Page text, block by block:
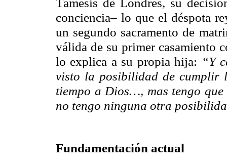
conciencia– lo que el déspota
un segundo sacramento de
válida de su primer casamiento
lo explica a su propia hija: “Y
visto la posibilidad de cumplir
tiempo a Dios…, mas tengo que
no tengo ninguna otra
Fundamentación actual